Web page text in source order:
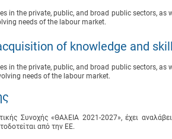
in the private, public, and broad public sectors, as
needs of the labour market.
of knowledge and
in the private, public, and broad public sectors, as
needs of the labour market.
Συνοχής «ΘΑλΕΙΑ 2021-2027», έχει
από την ΕΕ.